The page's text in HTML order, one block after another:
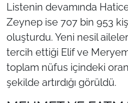
Listenin devamında
Zeynep ise 707 bin 953
oluşturdu. Yeni nesil
tercih ettiği Elif ve
toplam nüfus içindeki
şekilde artırdığı görüldü.